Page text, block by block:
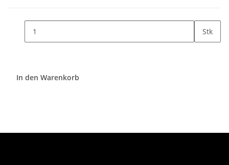
Stk
In den Warenkorb